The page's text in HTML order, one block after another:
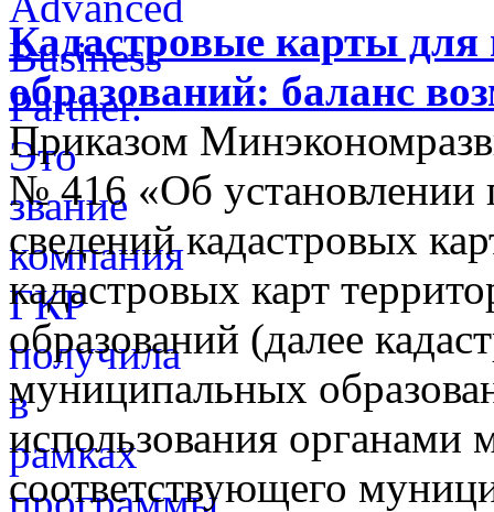
Кадастровые карты
образований: баланс
Приказом
№ 416 «Об установлении
сведений кадастровых
кадастровых карт
образований (далее
муниципальных
использования органами
соответствующего